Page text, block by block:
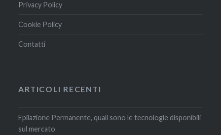
Privacy Policy
Cookie Policy
Contatti
ARTICOLI RECENTI
Epilazione Permanente, quali sono le tecnologie disponibili
sul mercato